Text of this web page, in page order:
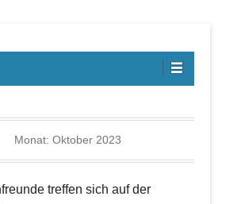
Monat: Oktober 2023
treffen sich auf der